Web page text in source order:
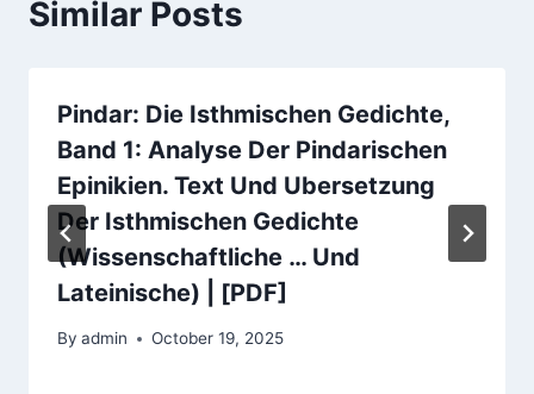
Similar Posts
Pindar: Die Isthmischen Gedichte,
Band 1: Analyse Der Pindarischen
Epinikien. Text Und Ubersetzung
Der Isthmischen Gedichte
(Wissenschaftliche … Und
Lateinische) | [PDF]
By admin October 19, 2025